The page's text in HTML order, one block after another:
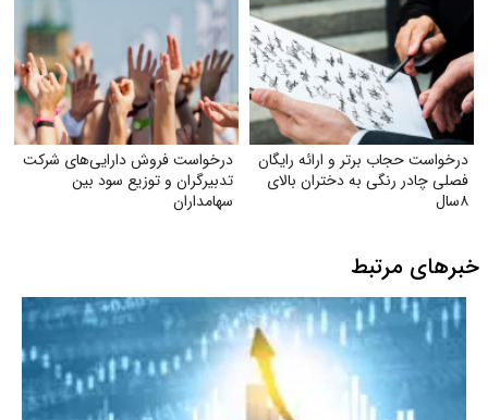
درخواست حجاب برتر و ارائه رایگان
فصلی چادر رنگی به دختران بالای
۸سال
درخواست فروش دارایی‌های شرکت
تدبیرگران و توزیع سود بین
سهامداران
خبرهای مرتبط